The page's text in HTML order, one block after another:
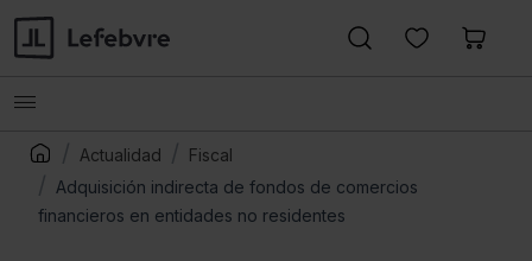
Actualidad
Fiscal
Adquisición indirecta de fondos de comercios
financieros en entidades no residentes